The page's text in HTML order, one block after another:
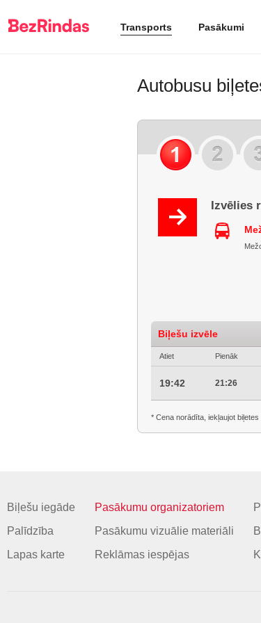
Transports Pasākumi
Autobusu
Izvēlies
Biļešu izvēle
Atiet Pienāk
19:42 21:26
* Cena norādīta, iekļaujot
Biļešu iegāde
Palīdzība
Lapas karte
Pasākumu organizatoriem
Pasākumu vizuālie materiāli
Reklāmas iespējas